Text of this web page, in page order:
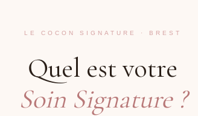
LE COCON SIGNATURE · BREST
Quel est votre
Soin Signature ?